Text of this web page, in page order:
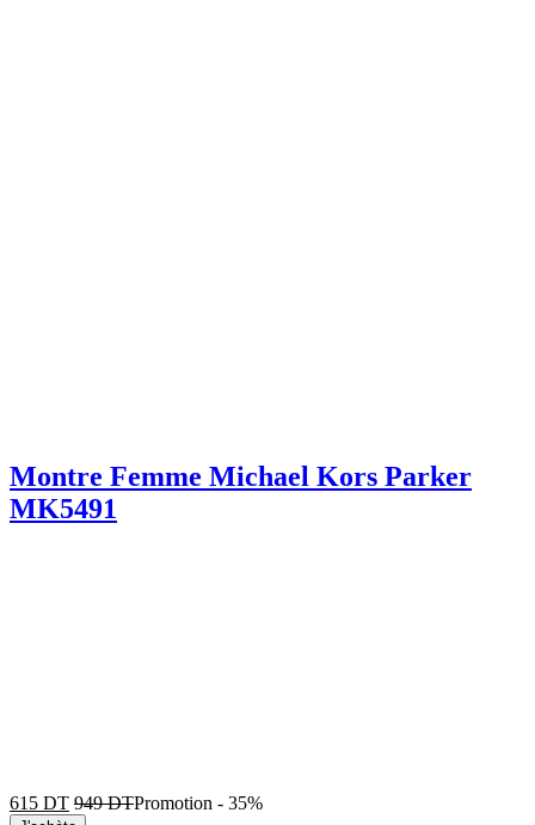
Montre Femme Michael Kors Parker
MK5491
615 DT 949DTPromotion - 35%